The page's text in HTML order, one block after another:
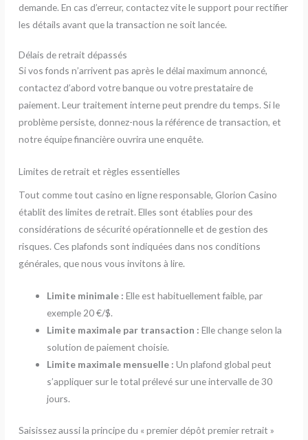
demande. En cas d’erreur, contactez vite le support pour rectifier
les détails avant que la transaction ne soit lancée.
Délais de retrait dépassés
Si vos fonds n’arrivent pas après le délai maximum annoncé,
contactez d’abord votre banque ou votre prestataire de
paiement. Leur traitement interne peut prendre du temps. Si le
problème persiste, donnez-nous la référence de transaction, et
notre équipe financière ouvrira une enquête.
Limites de retrait et règles essentielles
Tout comme tout casino en ligne responsable, Glorion Casino
établit des limites de retrait. Elles sont établies pour des
considérations de sécurité opérationnelle et de gestion des
risques. Ces plafonds sont indiquées dans nos conditions
générales, que nous vous invitons à lire.
Limite minimale : Elle est habituellement faible, par
exemple 20 €/$.
Limite maximale par transaction : Elle change selon la
solution de paiement choisie.
Limite maximale mensuelle : Un plafond global peut
s’appliquer sur le total prélevé sur une intervalle de 30
jours.
Saisissez aussi la principe du « premier dépôt premier retrait »